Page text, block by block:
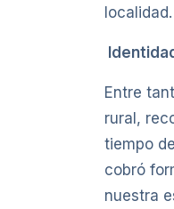
localidad.
Entre
rural,
tiempo
cobró
nuestra